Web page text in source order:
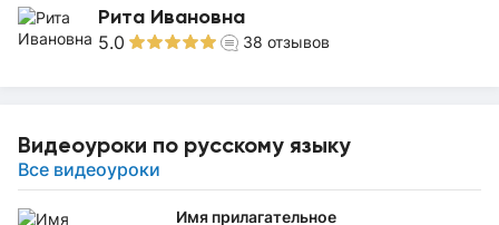
Рита Ивановна
5.0 38 отзывов
Видеоуроки по русскому языку
Все видеоуроки
Имя прилагательное